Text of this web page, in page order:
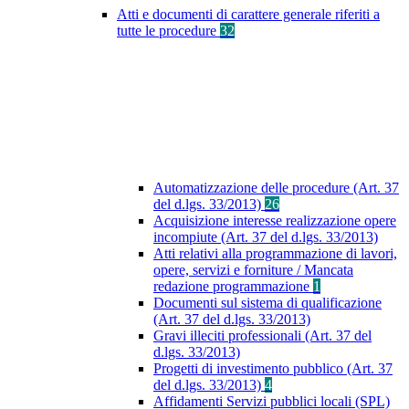
Atti e documenti di carattere generale riferiti a
tutte le procedure 32
Automatizzazione delle procedure (Art. 37
del d.lgs. 33/2013) 26
Acquisizione interesse realizzazione opere
incompiute (Art. 37 del d.lgs. 33/2013)
Atti relativi alla programmazione di lavori,
opere, servizi e forniture / Mancata
redazione programmazione 1
Documenti sul sistema di qualificazione
(Art. 37 del d.lgs. 33/2013)
Gravi illeciti professionali (Art. 37 del
d.lgs. 33/2013)
Progetti di investimento pubblico (Art. 37
del d.lgs. 33/2013) 4
Affidamenti Servizi pubblici locali (SPL)